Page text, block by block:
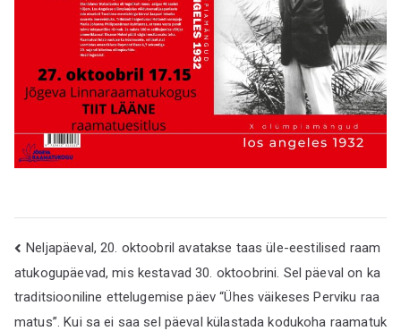
Navigeerimine
Neljapäeval, 20. oktoobril avatakse taas üle-eestilised raam
atukogupäevad, mis kestavad 30. oktoobrini. Sel päeval on ka
traditsiooniline ettelugemise päev “Ühes väikeses Perviku raa
matus”. Kui sa ei saa sel päeval külastada kodukoha raamatuk